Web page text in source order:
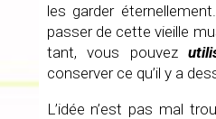
les garder
passer de cette vieille
tant, vous pouvez
conserver ce qu’il y a
L’idée n’est pas mal